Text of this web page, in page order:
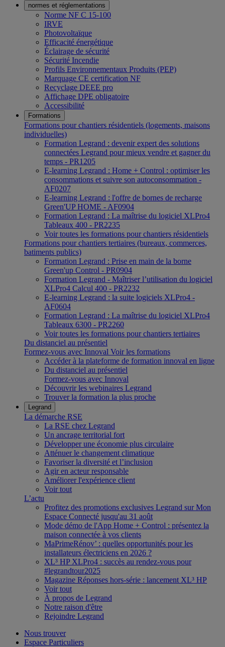
normes et réglementations
Norme NF C 15-100
IRVE
Photovoltaïque
Efficacité énergétique
Éclairage de sécurité
Sécurité Incendie
Profils Environnementaux Produits (PEP)
Marquage CE certification NF
Recyclage DEEE pro
Affichage DPE obligatoire
Accessibilité
Formations
Formations pour chantiers résidentiels (logements, maisons
individuelles)
Formation Legrand : devenir expert des solutions
connectées Legrand pour mieux vendre et gagner du
temps - PR1205
E-learning Legrand : Home + Control : optimiser les
consommations et suivre son autoconsommation -
AF0207
E-learning Legrand : l'offre de bornes de recharge
Green'UP HOME - AF0904
Formation Legrand : La maîtrise du logiciel XLPro4
Tableaux 400 - PR2235
Voir toutes les formations pour chantiers résidentiels
Formations pour chantiers tertiaires (bureaux, commerces,
batiments publics)
Formation Legrand : Prise en main de la borne
Green'up Control - PR0904
Formation Legrand - Maîtriser l’utilisation du logiciel
XLPro4 Calcul 400 - PR2232
E-learning Legrand : la suite logiciels XLPro4 -
AF0604
Formation Legrand : La maîtrise du logiciel XLPro4
Tableaux 6300 - PR2260
Voir toutes les formations pour chantiers tertiaires
Du distanciel au présentiel
Formez-vous avec Innoval Voir les formations
Accéder à la plateforme de formation innoval en ligne
Du distanciel au présentiel
Formez-vous avec Innoval
Découvrir les webinaires Legrand
Trouver la formation la plus proche
Legrand
La démarche RSE
La RSE chez Legrand
Un ancrage territorial fort
Développer une économie plus circulaire
Atténuer le changement climatique
Favoriser la diversité et l’inclusion
Agir en acteur responsable
Améliorer l'expérience client
Voir tout
L’actu
Profitez des promotions exclusives Legrand sur Mon
Espace Connecté jusqu'au 31 août
Mode démo de l'App Home + Control : présentez la
maison connectée à vos clients
MaPrimeRénov’ : quelles opportunités pour les
installateurs électriciens en 2026 ?
XL³ HP XLPro4 : succès au rendez-vous pour
#legrandtour2025
Magazine Réponses hors-série : lancement XL³ HP
Voir tout
À propos de Legrand
Notre raison d'être
Rejoindre Legrand
Nous trouver
Espace Particuliers